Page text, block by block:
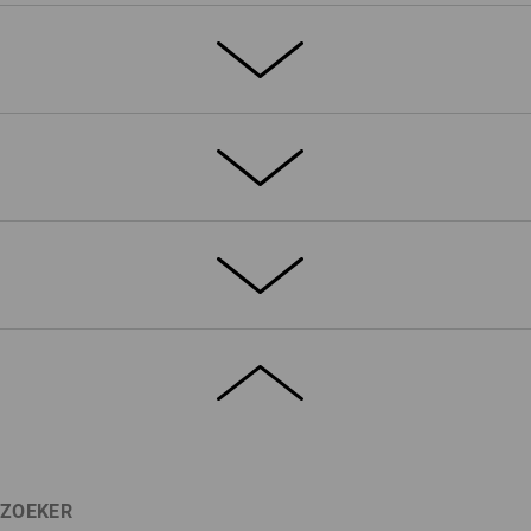
EXTRA'S
daarvan met klep
-
mag een extra zak voor zijn. Veilig
uit kan glippen of kapot kan gaan.